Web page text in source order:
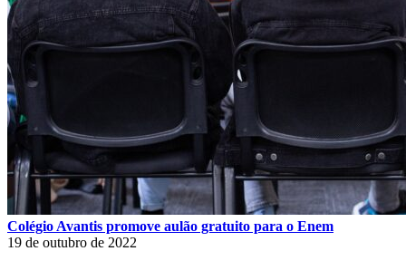
Colégio Avantis promove aulão gratuito para o Enem
19 de outubro de 2022